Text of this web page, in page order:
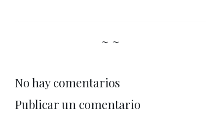
~ ~
No hay comentarios
Publicar un comentario